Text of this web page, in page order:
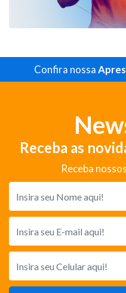
Confira nossa
Receba as
Receba